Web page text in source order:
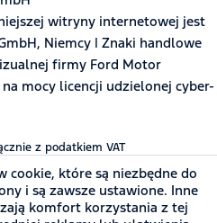
witryny internetowej jest
Niemcy | Znaki handlowe
firmy Ford Motor
mocy licencji udzielonej cyber-
z podatkiem VAT
cookie, które są niezbędne do
i są zawsze ustawione. Inne
komfort korzystania z tej